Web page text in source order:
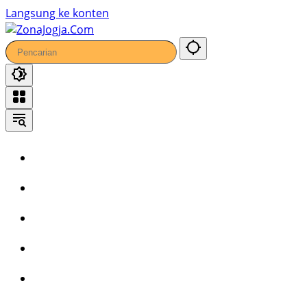
Langsung ke konten